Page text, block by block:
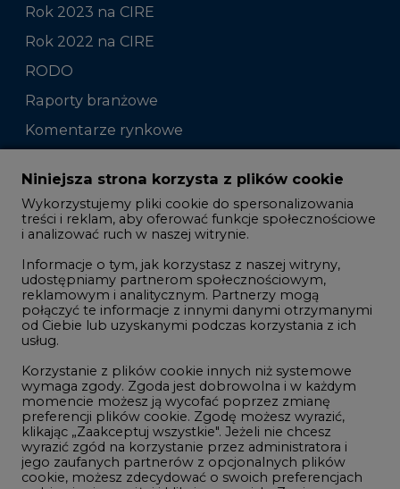
Rok 2023 na CIRE
Rok 2022 na CIRE
RODO
Raporty branżowe
Komentarze rynkowe
Zmiany kadrowe na rynku
Studio CIRE
Rozmowy o energetyce
Gospodarka
Geopolityka
LTE450
Innowacje i AI
Telekomunikacja i IT
Handel emisjami CO2
Wodór
Niniejsza strona korzysta z plików cookie
Wykorzystujemy pliki cookie do spersonalizowania
treści i reklam, aby oferować funkcje społecznościowe
i analizować ruch w naszej witrynie.
Informacje o tym, jak korzystasz z naszej witryny,
udostępniamy partnerom społecznościowym,
reklamowym i analitycznym. Partnerzy mogą
połączyć te informacje z innymi danymi otrzymanymi
od Ciebie lub uzyskanymi podczas korzystania z ich
usług.
Korzystanie z plików cookie innych niż systemowe
wymaga zgody. Zgoda jest dobrowolna i w każdym
momencie możesz ją wycofać poprzez zmianę
preferencji plików cookie. Zgodę możesz wyrazić,
klikając „Zaakceptuj wszystkie". Jeżeli nie chcesz
wyrazić zgód na korzystanie przez administratora i
jego zaufanych partnerów z opcjonalnych plików
cookie, możesz zdecydować o swoich preferencjach